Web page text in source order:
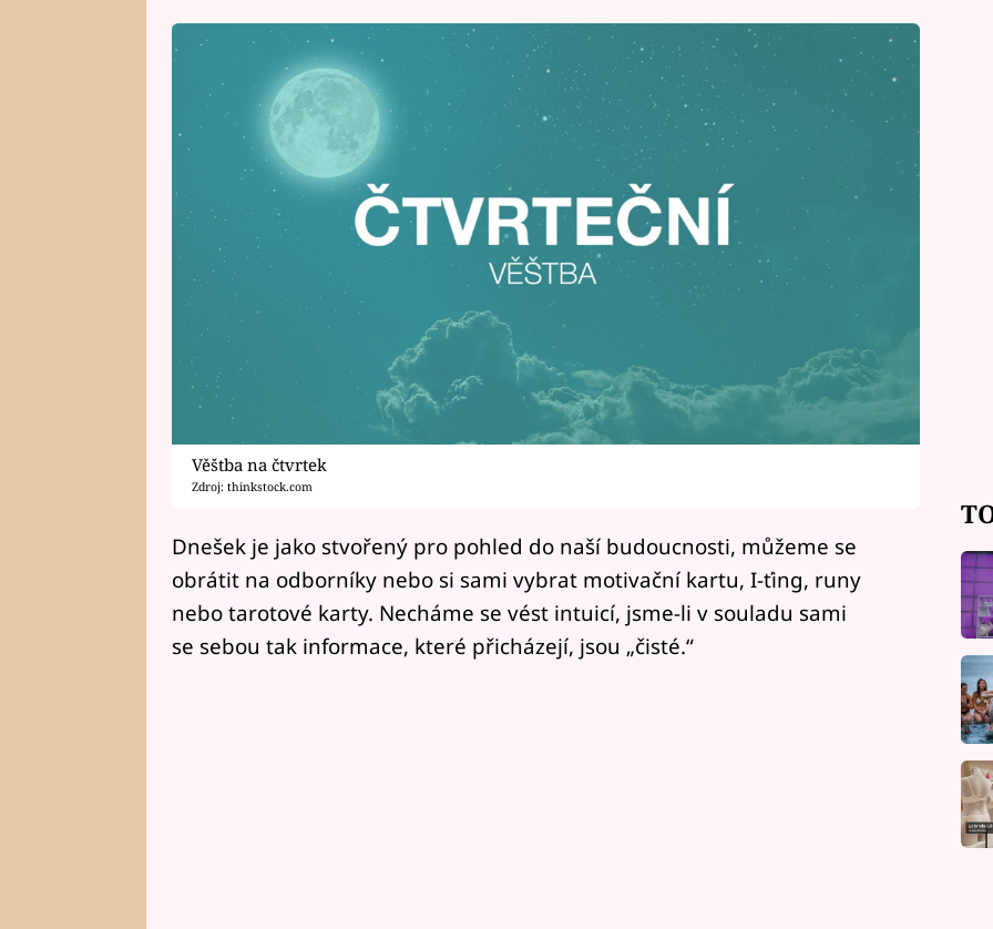
Věštba na čtvrtek
Zdroj: thinkstock.com
Dnešek je jako stvořený pro pohled do naší budoucnosti, můžeme se
obrátit na odborníky nebo si sami vybrat motivační kartu, I-ťing, runy
nebo tarotové karty. Necháme se vést intuicí, jsme-li v souladu sami
se sebou tak informace, které přicházejí, jsou „čisté.“